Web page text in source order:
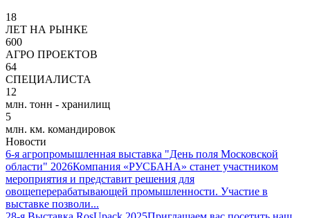
18
ЛЕТ НА РЫНКЕ
600
АГРО ПРОЕКТОВ
64
СПЕЦИАЛИСТА
12
млн. тонн - хранилищ
5
млн. км. командировок
Новости
6-я агропромышленная выставка "День поля Московской
области" 2026Компания «РУСБАНА» станет участником
мероприятия и представит решения для
овощеперерабатывающей промышленности. Участие в
выставке позволи...